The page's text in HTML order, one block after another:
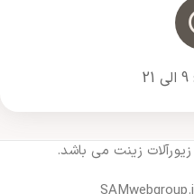
زینت می باشد.